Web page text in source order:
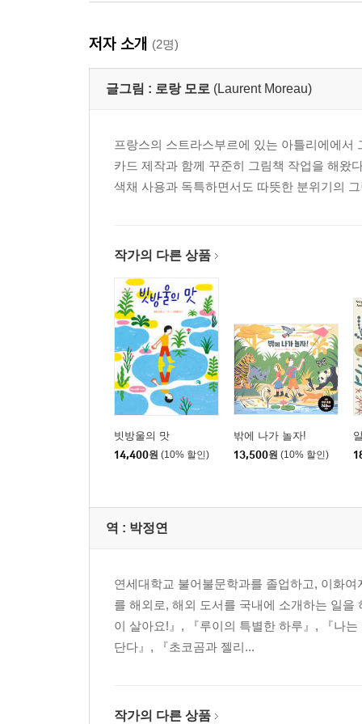
저자 소개 (2명)
글그림 : 로랑 모로 (Laurent Moreau)
프랑스의 스트라스부르에 있는 아틀리에에
카드 제작과 함께 꾸준히 그림책 작업을 해왔
색채 사용과 독특하면서도 따뜻한 분위기의
작가의 다른 상품
빗방울의 맛
14,400원 (10% 할인)
밖에 나가 놀자!
13,500원 (10% 할인)
역 : 박정연
연세대학교 불어불문학과를 졸업하고, 이화
를 해외로, 해외 도서를 국내에 소개하는 일
이 살아요!』, 『루이의 특별한 하루』, 『나
단다』, 『초코곰과 젤리...
작가의 다른 상품